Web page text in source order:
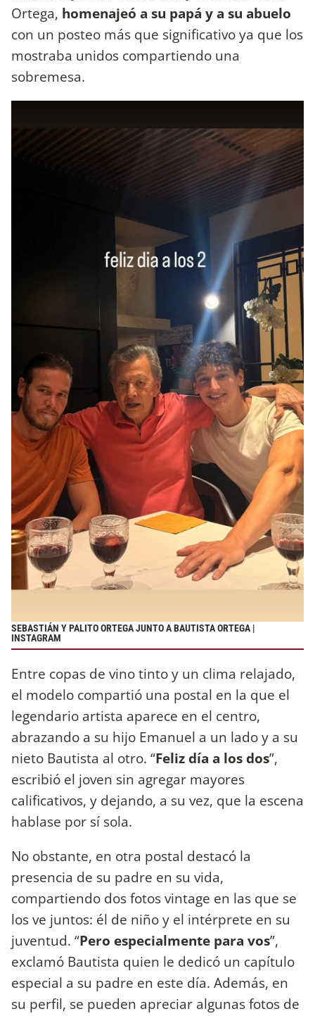
Ortega, homenajeó a su papá y a su abuelo
con un posteo más que significativo ya que los
mostraba unidos compartiendo una
sobremesa.
SEBASTIÁN Y PALITO ORTEGA JUNTO A BAUTISTA ORTEGA |
INSTAGRAM
Entre copas de vino tinto y un clima relajado,
el modelo compartió una postal en la que el
legendario artista aparece en el centro,
abrazando a su hijo Emanuel a un lado y a su
nieto Bautista al otro. “Feliz día a los dos”,
escribió el joven sin agregar mayores
calificativos, y dejando, a su vez, que la escena
hablase por sí sola.
No obstante, en otra postal destacó la
presencia de su padre en su vida,
compartiendo dos fotos vintage en las que se
los ve juntos: él de niño y el intérprete en su
juventud. “Pero especialmente para vos”,
exclamó Bautista quien le dedicó un capítulo
especial a su padre en este día. Además, en
su perfil, se pueden apreciar algunas fotos de